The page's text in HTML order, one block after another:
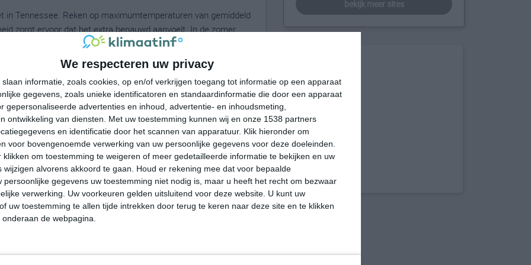
We respecteren uw privacy
slaan informatie, zoals cookies, op en/of verkrijgen toegang tot informatie op een apparaat
gegevens, zoals unieke identificatoren en standaardinformatie die door een apparaat
gepersonaliseerde advertenties en inhoud, advertentie- en inhoudsmeting,
ontwikkeling van diensten.
Met uw toestemming kunnen wij en onze 1538 partners
en identificatie door het scannen van apparatuur. Klik hieronder om
voor bovengenoemde verwerking van uw persoonlijke gegevens voor deze doeleinden.
klikken om toestemming te weigeren of meer gedetailleerde informatie te bekijken en uw
alvorens akkoord te gaan.
Houd er rekening mee dat voor bepaalde
persoonlijke gegevens uw toestemming niet nodig is, maar u heeft het recht om bezwaar
verwerking. Uw voorkeuren gelden uitsluitend voor deze website. U kunt uw
uw toestemming te allen tijde intrekken door terug te keren naar deze site en te klikken
de webpagina.
Tennessee. Reken op maximumtemperaturen van gemiddeld
zorgt ervoor dat het extra benauwd aanvoelt. In de zomer
regenval.
reizen, dan is de zomer wel geschikt. De temperaturen
in de rest van de staat. In Clingmans Dome, dat gelegen is op
in juli en augustus 'slechts' 24 graden. Het Great
gemiddeld bijna 2000 millimeter neerslag per jaar. In de winter
voor de Great Smoky Mountains is van april tot en met
actieve vakanties
stedentrips en
wintersport
bekijk meer sites